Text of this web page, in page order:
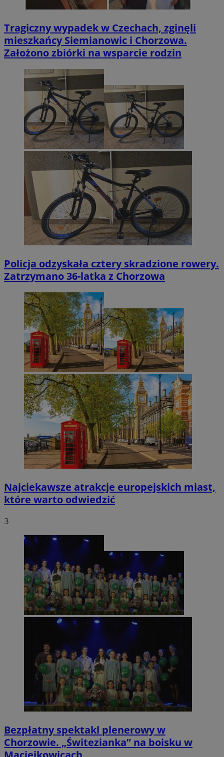
Tragiczny wypadek w Czechach, zginęli
mieszkańcy Siemianowic i Chorzowa.
Założono zbiórki na wsparcie rodzin
Policja odzyskała cztery skradzione rowery.
Zatrzymano 36-latka z Chorzowa
Najciekawsze atrakcje europejskich miast,
które warto odwiedzić
3
Bezpłatny spektakl plenerowy w
Chorzowie. „Świtezianka” na boisku w